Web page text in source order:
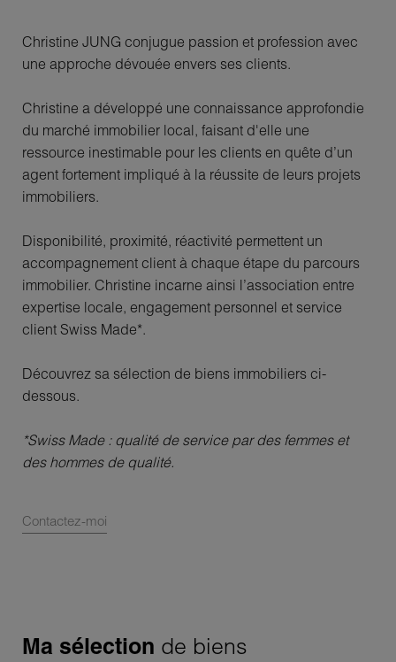
Christine JUNG conjugue passion et profession avec
une approche dévouée envers ses clients.
Christine a développé une connaissance approfondie
du marché immobilier local, faisant d'elle une
ressource inestimable pour les clients en quête d’un
agent fortement impliqué à la réussite de leurs projets
immobiliers.
Disponibilité, proximité, réactivité permettent un
accompagnement client à chaque étape du parcours
immobilier. Christine incarne ainsi l’association entre
expertise locale, engagement personnel et service
client Swiss Made*.
Découvrez sa sélection de biens immobiliers ci-
dessous.
*Swiss Made : qualité de service par des femmes et
des hommes de qualité.
Contactez-moi
Ma sélection de biens